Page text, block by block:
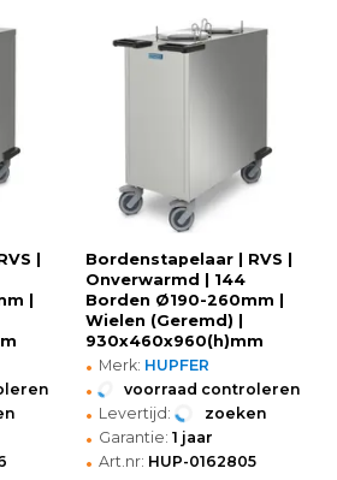
|
|
Bordenstapelaar | RVS |
Onverwarmd | 144
Borden Ø190-260mm |
Wielen (Geremd) |
930x460x960(h)mm
• Merk: HUPFER
• voorraad controleren
• Levertijd: zoeken
• Garantie: 1 jaar
• Art.nr: HUP-0162805